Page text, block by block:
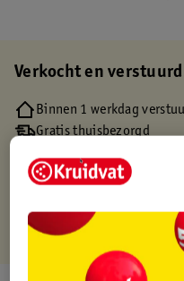
Verkocht en
Binnen 1 werkdag
Gratis thuisbezorgd
Gratis punten met je